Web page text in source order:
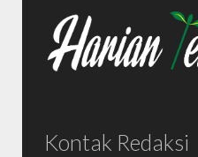
Kontak Redaksi